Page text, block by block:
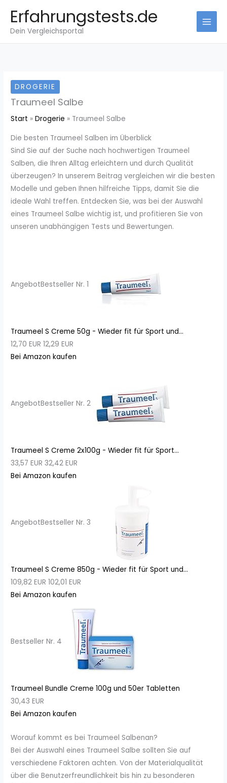
Inhalt
springen
Erfahrungstests.de
Dein Vergleichsportal
DROGERIE
Traumeel Salbe
Start Drogerie Traumeel Salbe
Die besten Traumeel Salben im Überblick
Sind Sie auf der Suche nach hochwertigen Traumeel
Salben, die Ihren Alltag erleichtern und durch Qualität
überzeugen? In unserem Beitrag vergleichen wir die besten
Modelle und geben Ihnen hilfreiche Tipps, damit Sie die
ideale Wahl treffen. Entdecken Sie, was bei der Auswahl
eines Traumeel Salbe wichtig ist, und profitieren Sie von
unseren unabhängigen Tests und Bewertungen.
AngebotBestseller Nr. 1
Traumeel S Creme 50g - Wieder fit für Sport und...
12,70 EUR 12,29 EUR
Bei Amazon kaufen
AngebotBestseller Nr. 2
Traumeel S Creme 2x100g - Wieder fit für Sport...
33,57 EUR 32,42 EUR
Bei Amazon kaufen
AngebotBestseller Nr. 3
Traumeel S Creme 850g - Wieder fit für Sport und...
109,82 EUR 102,01 EUR
Bei Amazon kaufen
Bestseller Nr. 4
Traumeel Bundle Creme 100g und 50er Tabletten
30,43 EUR
Bei Amazon kaufen
Worauf kommt es bei Traumeel Salbenan?
Bei der Auswahl eines Traumeel Salbe sollten Sie auf
verschiedene Faktoren achten. Von der Materialqualität
über die Benutzerfreundlichkeit bis hin zu besonderen